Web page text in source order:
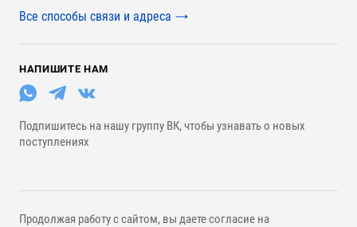
Все способы связи и адреса
НАПИШИТЕ НАМ
Подпишитесь на нашу группу ВК, чтобы узнавать о новых
поступлениях
Продолжая работу с сайтом, вы даете согласие на